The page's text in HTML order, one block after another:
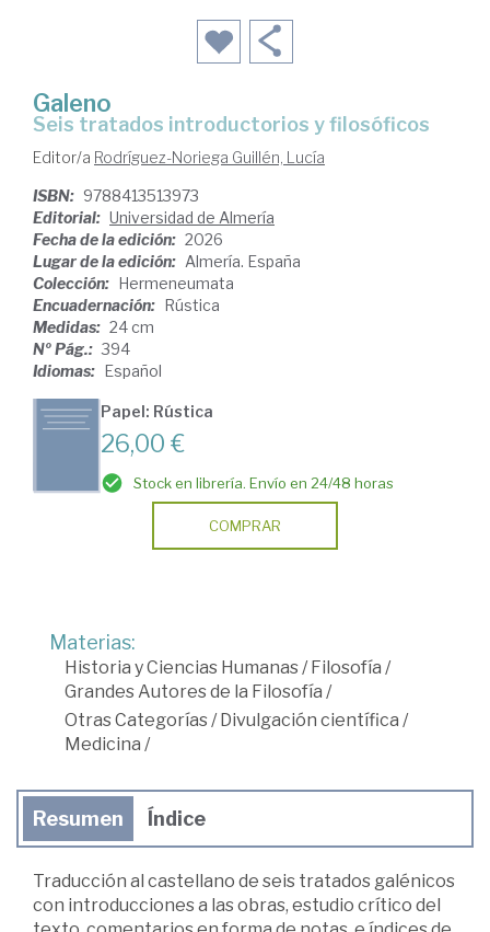
Galeno
Seis tratados introductorios y filosóficos
Editor/a Rodríguez-Noriega Guillén, Lucía
ISBN: 9788413513973
Editorial: Universidad de Almería
Fecha de la edición: 2026
Lugar de la edición: Almería. España
Colección: Hermeneumata
Encuadernación: Rústica
Medidas: 24 cm
Nº Pág.: 394
Idiomas: Español
Papel: Rústica
26,00 €
Stock en librería. Envío en 24/48 horas
COMPRAR
Materias:
Historia y Ciencias Humanas/Filosofía /
Grandes Autores de la Filosofía /
Otras Categorías/Divulgación científica /
Medicina /
Resumen Índice
Traducción al castellano de seis tratados galénicos
con introducciones a las obras, estudio crítico del